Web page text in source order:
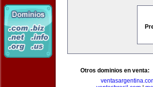
Otros dominios en venta: